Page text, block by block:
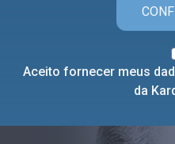
Aceito fornecer meus
da